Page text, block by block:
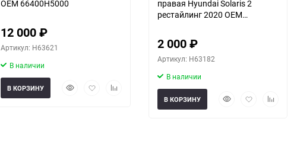
OEM 66400H5000
12 000₽
Артикул: H63621
В наличии
БыстрыйДобавитьДобавить
В КОРЗИНУ
правая Hyundai Solaris 2
рестайлинг 2020 OEM
2 000₽
Артикул: H63182
В наличии
БыстрыйДобавитьДобавить
В КОРЗИНУ